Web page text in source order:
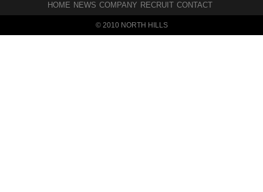
HOME NEWS COMPANY RECRUIT CONTACT
© 2010 NORTH HILLS